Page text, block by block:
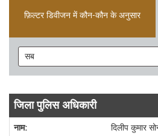
फ़िल्टर डिवीजन में कौन-कौन के अनुसार
जिला पुलिस अधिकारी
दिलीप कुमार